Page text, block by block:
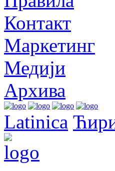
Контакт
Маркетинг
Медији
Архива
Latinica